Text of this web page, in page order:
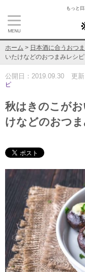
もっと
ホーム > 日本酒に合うおつ
いたけなどのおつまみレシピ
公開日： 2019.09.30 更新
ピ
秋はきのこが
けなどのおつ